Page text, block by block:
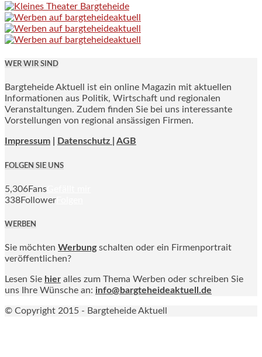
WER WIR SIND
Bargteheide Aktuell ist ein online Magazin mit aktuellen
Informationen aus Politik, Wirtschaft und regionalen
Veranstaltungen. Zudem finden Sie bei uns interessante
Vorstellungen von regional ansässigen Firmen.
Impressum Datenschutz | AGB
FOLGEN SIE UNS
5,306Fans
338Follower
WERBEN
Sie möchten Werbung schalten oder ein Firmenportrait
veröffentlichen?
Lesen Sie hier alles zum Thema Werben oder schreiben Sie
uns Ihre Wünsche an: info@bargteheideaktuell.de
© Copyright 2015 - Bargteheide Aktuell